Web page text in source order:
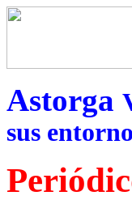
Astorga
sus